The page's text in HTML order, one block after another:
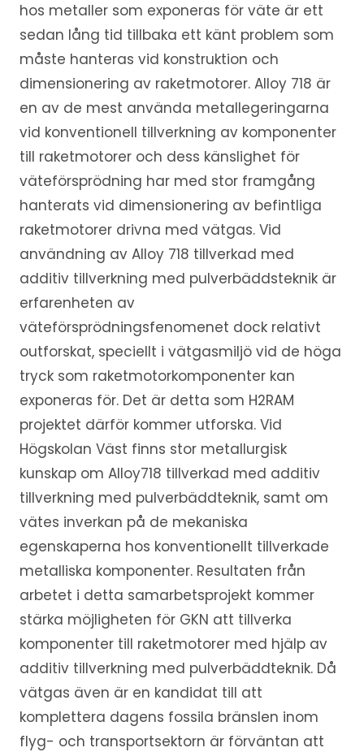
hos metaller som exponeras för väte är ett
sedan lång tid tillbaka ett känt problem som
måste hanteras vid konstruktion och
dimensionering av raketmotorer. Alloy 718 är
en av de mest använda metallegeringarna
vid konventionell tillverkning av komponenter
till raketmotorer och dess känslighet för
väteförsprödning har med stor framgång
hanterats vid dimensionering av befintliga
raketmotorer drivna med vätgas. Vid
användning av Alloy 718 tillverkad med
additiv tillverkning med pulverbäddsteknik är
erfarenheten av
väteförsprödningsfenomenet dock relativt
outforskat, speciellt i vätgasmiljö vid de höga
tryck som raketmotorkomponenter kan
exponeras för. Det är detta som H2RAM
projektet därför kommer utforska. Vid
Högskolan Väst finns stor metallurgisk
kunskap om Alloy718 tillverkad med additiv
tillverkning med pulverbäddteknik, samt om
vätes inverkan på de mekaniska
egenskaperna hos konventionellt tillverkade
metalliska komponenter. Resultaten från
arbetet i detta samarbetsprojekt kommer
stärka möjligheten för GKN att tillverka
komponenter till raketmotorer med hjälp av
additiv tillverkning med pulverbäddteknik. Då
vätgas även är en kandidat till att
komplettera dagens fossila bränslen inom
flyg- och transportsektorn är förväntan att